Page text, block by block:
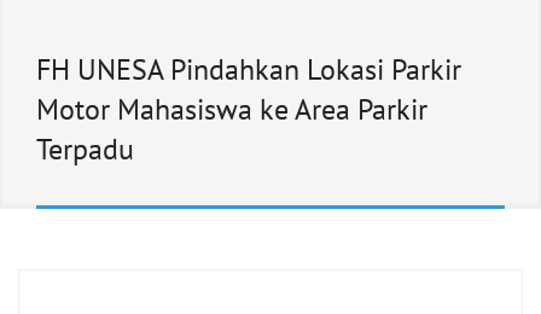
FH UNESA Pindahkan Lokasi Parkir
Motor Mahasiswa ke Area Parkir
Terpadu